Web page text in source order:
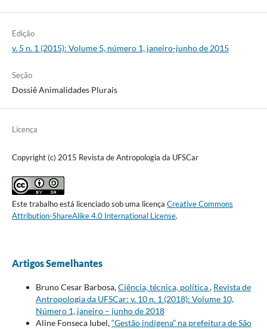
Edição
v. 5 n. 1 (2015): Volume 5, número 1, janeiro-junho de 2015
Seção
Dossiê Animalidades Plurais
Licença
Copyright (c) 2015 Revista de Antropologia da UFSCar
Este trabalho está licenciado sob uma licença Creative Commons
Attribution-ShareAlike 4.0 International License.
Artigos Semelhantes
Bruno Cesar Barbosa,Ciência, técnica, política, Revista de
Antropologia da UFSCar: v. 10 n. 1 (2018): Volume 10,
Número 1, janeiro – junho de 2018
Aline Fonseca Iubel,“Gestão indígena” na prefeitura de São